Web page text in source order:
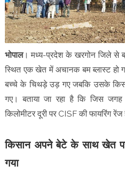
भोपाल। मध्य-प्रदेश के खरगोन जिले से
स्थित एक खेत में अचानक बम ब्लास्ट हो
बच्चे के चिथड़े उड़ गए जबकि उसके
गए। बताया जा रहा है कि जिस
किलोमीटर दूरी पर CISF की फायरिंग रेंज
किसान अपने बेटे के साथ खेत पर
गया